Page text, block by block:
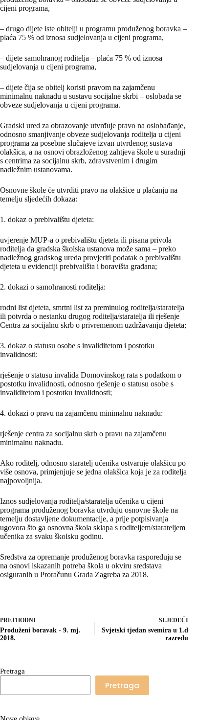
cijeni programa,
– drugo dijete iste obitelji u programu produženog boravka –
plaća 75 % od iznosa sudjelovanja u cijeni programa,
– dijete samohranog roditelja – plaća 75 % od iznosa
sudjelovanja u cijeni programa,
– dijete čija se obitelj koristi pravom na zajamčenu
minimalnu naknadu u sustavu socijalne skrbi – oslobađa se
obveze sudjelovanja u cijeni programa.
Gradski ured za obrazovanje utvrđuje pravo na oslobađanje,
odnosno smanjivanje obveze sudjelovanja roditelja u cijeni
programa za posebne slučajeve izvan utvrđenog sustava
olakšica, a na osnovi obrazloženog zahtjeva škole u suradnji
s centrima za socijalnu skrb, zdravstvenim i drugim
nadležnim ustanovama.
Osnovne škole će utvrditi pravo na olakšice u plaćanju na
temelju sljedećih dokaza:
1. dokaz o prebivalištu djeteta:
uvjerenje MUP-a o prebivalištu djeteta ili pisana privola
roditelja da gradska školska ustanova može sama – preko
nadležnog gradskog ureda provjeriti podatak o prebivalištu
djeteta u evidenciji prebivališta i boravišta građana;
2. dokazi o samohranosti roditelja:
rodni list djeteta, smrtni list za preminulog roditelja/staratelja
ili potvrda o nestanku drugog roditelja/staratelja ili rješenje
Centra za socijalnu skrb o privremenom uzdržavanju djeteta;
3. dokaz o statusu osobe s invaliditetom i postotku
invalidnosti:
rješenje o statusu invalida Domovinskog rata s podatkom o
postotku invalidnosti, odnosno rješenje o statusu osobe s
invaliditetom i postotku invalidnosti;
4. dokazi o pravu na zajamčenu minimalnu naknadu:
rješenje centra za socijalnu skrb o pravu na zajamčenu
minimalnu naknadu.
Ako roditelj, odnosno staratelj učenika ostvaruje olakšicu po
više osnova, primjenjuje se jedna olakšica koja je za roditelja
najpovoljnija.
Iznos sudjelovanja roditelja/staratelja učenika u cijeni
programa produženog boravka utvrđuju osnovne škole na
temelju dostavljene dokumentacije, a prije potpisivanja
ugovora što ga osnovna škola sklapa s roditeljem/starateljem
učenika za svaku školsku godinu.
Sredstva za opremanje produženog boravka raspoređuju se
na osnovi iskazanih potreba škola u okviru sredstava
osiguranih u Proračunu Grada Zagreba za 2018.
PRETHODNI
Produženi boravak - 9. mj.
2018.
SLJEDEĆI
Svjetski tjedan svemira u 1.d
razredu
Pretraga
Pretraga